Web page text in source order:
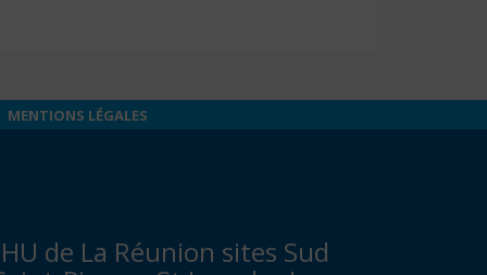
MENTIONS LÉGALES
de La Réunion sites Sud